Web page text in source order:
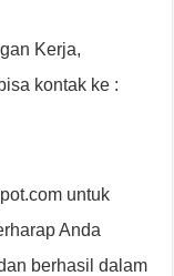
Kerja,
kontak ke :
untuk
Anda
berhasil dalam